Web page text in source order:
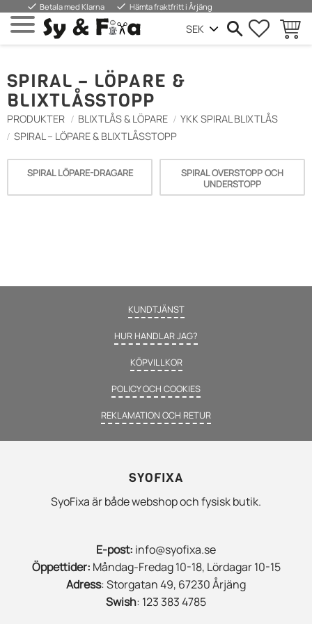
Meny
done Betala med Klarna done Hämta fraktfritt i Årjäng
SPIRAL – LÖPARE &
BLIXTLÅSSTOPP
PRODUKTER BLIXTLÅS & LÖPARE
YKK SPIRAL BLIXTLÅS
SPIRAL – LÖPARE & BLIXTLÅSSTOPP
SPIRAL LÖPARE-DRAGARE
SPIRAL OVERSTOPP OCH
UNDERSTOPP
KUNDTJÄNST
HUR HANDLAR JAG?
KÖPVILLKOR
POLICY OCH COOKIES
REKLAMATION OCH RETUR
SYOFIXA
SyoFixa är både webshop och fysisk butik.
E-post: info@syofixa.se
Öppettider: Måndag-Fredag 10-18, Lördagar 10-15
Adress: Storgatan 49, 67230 Årjäng
Swish: 123 383 4785